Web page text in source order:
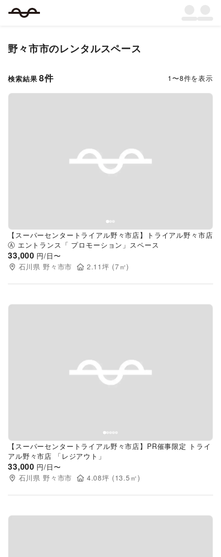
野々市市のレンタルスペース
検索結果 8件 1 〜8件を表示
Previous slide
【スーパーセンタートライアル野々市店】トライアル野々市店
Ⓐ エントランス「 プロモーション」スペース
33,000 円/日〜
石川県 野々市市 2.11坪 (7㎡)
Previous slide
【スーパーセンタートライアル野々市店】PR催事限定 トライ
アル野々市店 「レジアウト」
33,000 円/日〜
石川県 野々市市 4.08坪 (13.5 ㎡)